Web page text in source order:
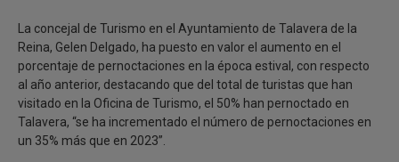
La concejal de Turismo en el Ayuntamiento de Talavera de la
Reina, Gelen Delgado, ha puesto en valor el aumento en el
porcentaje de pernoctaciones en la época estival, con respecto
al año anterior, destacando que del total de turistas que han
visitado en la Oficina de Turismo, el 50% han pernoctado en
Talavera, “se ha incrementado el número de pernoctaciones en
un 35% más que en 2023”.